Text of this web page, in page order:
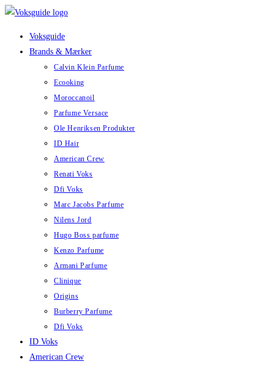
Skip
Voksguide
Brands & Mærker
Calvin Klein Parfume
Ecooking
Moroccanoil
Parfume Versace
Ole Henriksen Produkter
ID Hair
American Crew
Renati Voks
Dfi Voks
Marc Jacobs Parfume
Nilens Jord
Hugo Boss parfume
Kenzo Parfume
Armani Parfume
Clinique
Origins
Burberry Parfume
Dfi Voks
ID Voks
American Crew